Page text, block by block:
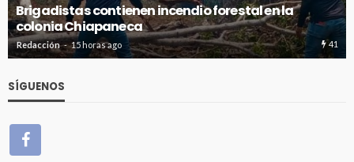
la
41
Avanza en tiempo y forma la construcción
de absorción en Cancún
Redacción 15 horas ago
SÍGUENOS